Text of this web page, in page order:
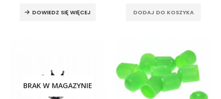
DOWIEDZ SIĘ WIĘCEJ DODAJ DO KOSZYKA
BRAK W MAGAZYNIE